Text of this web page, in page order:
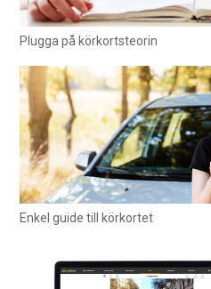
Plugga på körkortsteorin
Enkel guide till körkortet